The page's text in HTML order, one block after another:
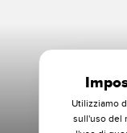
Utilizziamo
sull'uso del